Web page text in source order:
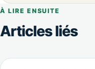
À LIRE ENSUITE
Articles liés